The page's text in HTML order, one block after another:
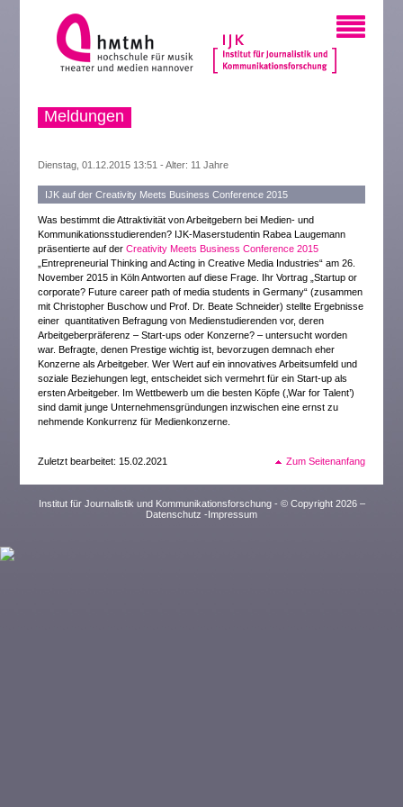
Meldungen
Dienstag, 01.12.2015 13:51 - Alter: 11 Jahre
IJK auf der Creativity Meets Business Conference 2015
Was bestimmt die Attraktivität von Arbeitgebern bei Medien- und
Kommunikationsstudierenden? IJK-Maserstudentin Rabea Laugemann
präsentierte auf derCreativity Meets Business Conference 2015
„Entrepreneurial Thinking and Acting in Creative Media Industries“ am 26.
November 2015 in Köln Antworten auf diese Frage. Ihr Vortrag „Startup or
corporate? Future career path of media students in Germany“ (zusammen
mit Christopher Buschow und Prof. Dr. Beate Schneider) stellte Ergebnisse
einer quantitativen Befragung von Medienstudierenden vor, deren
Arbeitgeberpräferenz – Start-ups oder Konzerne? – untersucht worden
war. Befragte, denen Prestige wichtig ist, bevorzugen demnach eher
Konzerne als Arbeitgeber. Wer Wert auf ein innovatives Arbeitsumfeld und
soziale Beziehungen legt, entscheidet sich vermehrt für ein Start-up als
ersten Arbeitgeber. Im Wettbewerb um die besten Köpfe (‚War for Talent’)
sind damit junge Unternehmensgründungen inzwischen eine ernst zu
nehmende Konkurrenz für Medienkonzerne.
Zuletzt bearbeitet: 15.02.2021 Zum Seitenanfang
Institut für Journalistik und Kommunikationsforschung - © Copyright 2026 –
Datenschutz -Impressum